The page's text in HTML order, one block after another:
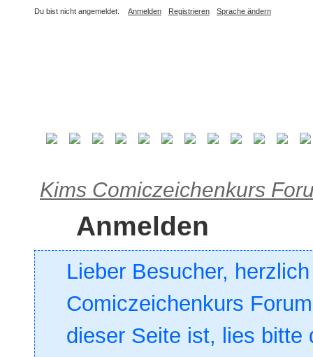
Du bist nicht angemeldet. Anmelden Registrieren Sprache ändern
Kims Comiczeichenkurs
Anmelden
Lieber Besucher,
Comiczeichenkurs
dieser Seite ist, lies bitte